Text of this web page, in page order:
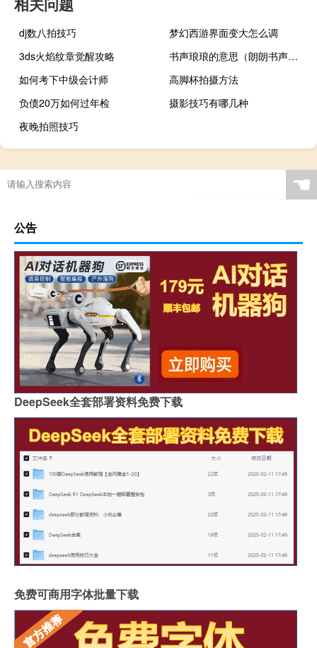
dj数八拍技巧
梦幻西游界面变大怎么调
3ds火焰纹章觉醒攻略
书声琅琅的意思（朗朗书声还是琅琅书声）
如何考下中级会计师
高脚杯拍摄方法
负债20万如何过年检
摄影技巧有哪几种
夜晚拍照技巧
☚
公告
DeepSeek全套部署资料免费下载
免费可商用字体批量下载